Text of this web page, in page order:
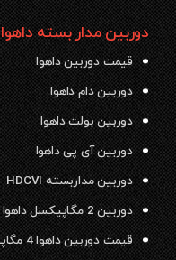
دوربین مدار بسته داهوا
قیمت دوربین داهوا
دوربین دام داهوا
دوربین بولت داهوا
دوربین آی پی داهوا
دوربین مداربسته HDCVI
دوربین 2 مگاپیکسل داهوا
قیمت دوربین داهوا 4 مگاپیکسل